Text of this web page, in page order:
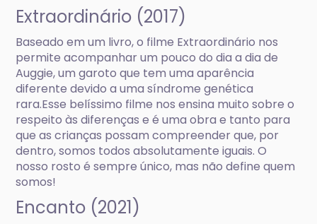
Extraordinário (2017)
Baseado em um livro, o filme Extraordinário nos
permite acompanhar um pouco do dia a dia de
Auggie, um garoto que tem uma aparência
diferente devido a uma síndrome genética
rara.Esse belíssimo filme nos ensina muito sobre o
respeito às diferenças e é uma obra e tanto para
que as crianças possam compreender que, por
dentro, somos todos absolutamente iguais. O
nosso rosto é sempre único, mas não define quem
somos!
Encanto (2021)